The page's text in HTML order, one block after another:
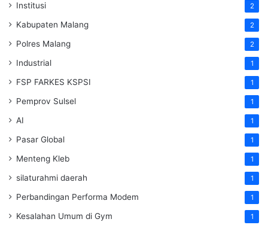
Institusi 2
Kabupaten Malang 2
Polres Malang 2
Industrial 1
FSP FARKES KSPSI 1
Pemprov Sulsel 1
AI 1
Pasar Global 1
Menteng Kleb 1
silaturahmi daerah 1
Perbandingan Performa Modem 1
Kesalahan Umum di Gym 1